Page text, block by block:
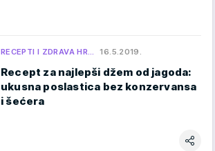
RECEPTI I ZDRAVA HR… 16.5.2019.
Recept za najlepši džem od jagoda:
ukusna poslastica bez konzervansa
i šećera